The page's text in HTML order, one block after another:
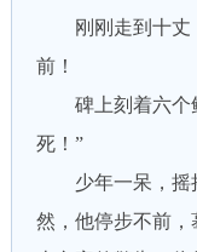
刚刚走到十丈
前！
碑上刻着六个鲜
死！”
少年一呆，摇
然，他停步不前，